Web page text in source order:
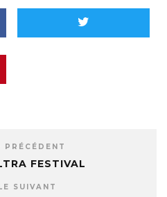
PRÉCÉDENT
FESTIVAL
SUIVANT